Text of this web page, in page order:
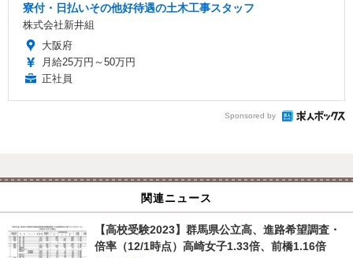
寮付・日払いその他好待遇の土木工事スタッフ
株式会社新井組
大阪府
月給25万円～50万円
正社員
Sponsored by
関連ニュース
【高校受験2023】群馬県公立高、進路希望調査・
倍率（12/1時点）高崎女子1.33倍、前橋1.16倍